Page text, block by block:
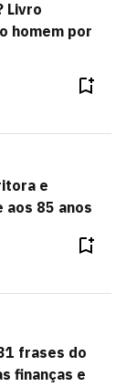
Livro
homem por
e
aos 85 anos
frases do
finanças e